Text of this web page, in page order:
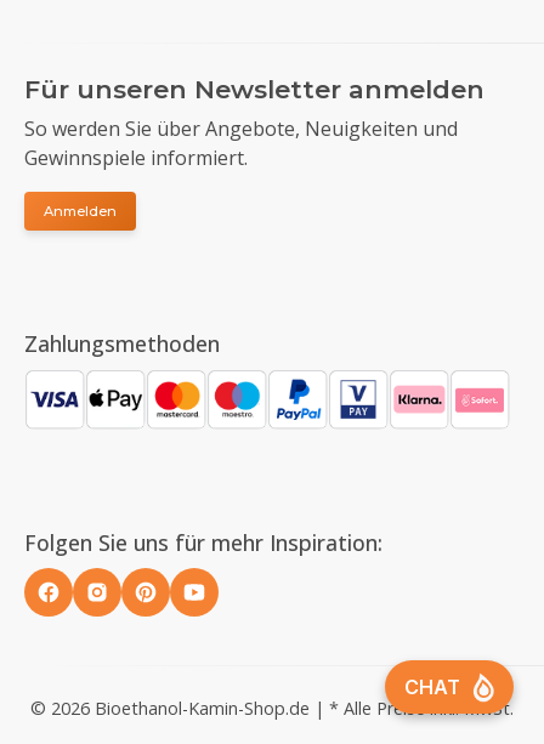
Für unseren Newsletter anmelden
So werden Sie über Angebote, Neuigkeiten und
Gewinnspiele informiert.
Anmelden
Zahlungsmethoden
Folgen Sie uns für mehr Inspiration:
© 2026 Bioethanol-Kamin-Shop.de | * Alle Preise inkl. MwSt.